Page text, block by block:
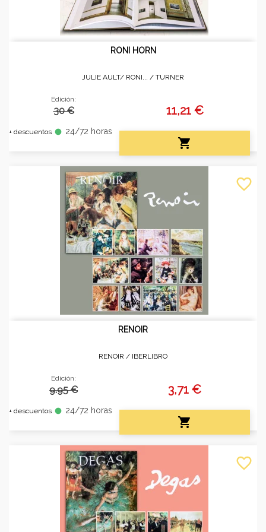
RONI HORN
JULIE AULT/ RONI... / TURNER
Edición:
30 €
+ descuentos fiber_manual_record 24/72 horas
11,21 €

RENOIR
RENOIR / IBERLIBRO
Edición:
9.95 €
+ descuentos fiber_manual_record 24/72 horas
3,71 €

favorite_border
favorite_border